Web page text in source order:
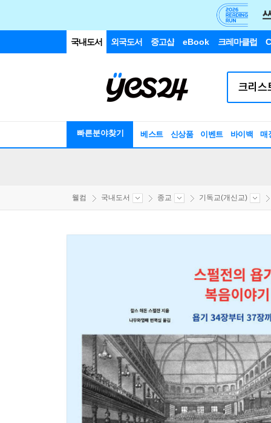
국내도서 외국도서 중고샵 eBook 크레마클럽
빠른분야찾기 베스트 신상품 이벤트 바이백 매
웰컴 국내도서 종교 기독교(개신교)